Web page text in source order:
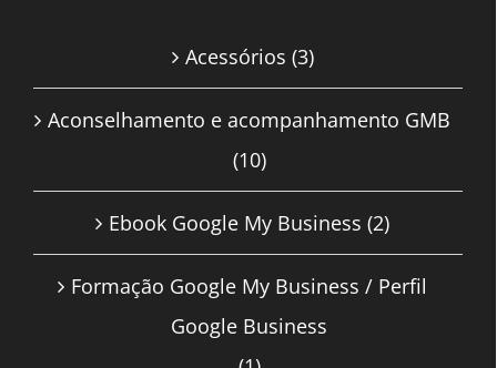
Acessórios (3)
Aconselhamento e acompanhamento GMB
(10)
Ebook Google My Business (2)
Formação Google My Business / Perfil
Google Business